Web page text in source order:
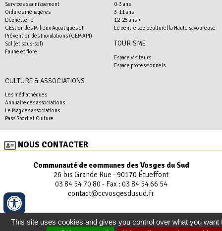
Service assainissement
Ordures ménagères
Déchetterie
GEstion des Milieux Aquatiques et
Prévention des Inondations (GEMAPI)
Sol (et sous-sol)
Faune et flore
0-3 ans
3-11 ans
12-25 ans +
Le centre socioculturel la Haute savoureuse
TOURISME
Espace visiteurs
Espace professionnels
CULTURE & ASSOCIATIONS
Les médiathèques
Annuaire des associations
Le Mag des associations
Pass'Sport et Culture
NOUS CONTACTER
Communauté de communes des Vosges du Sud
26 bis Grande Rue - 90170 Étueffont
03 84 54 70 80 - Fax : 03 84 54 66 54
contact@ccvosgesdusud.fr
Plan du site|Nous contacter|Mentions légales|Réalisé par illicoweb
This site uses cookies and gives you control over what you want